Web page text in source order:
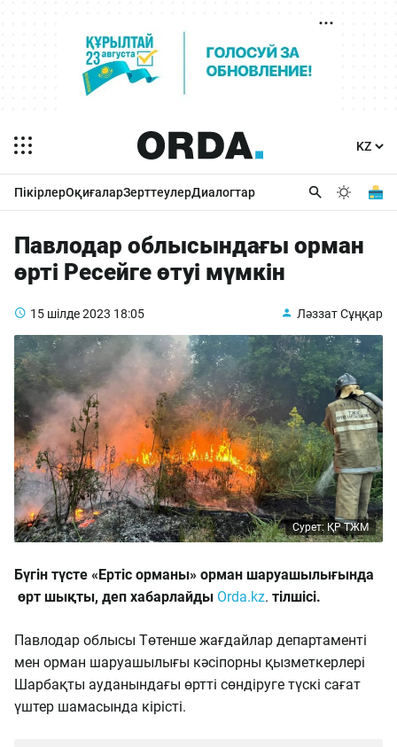
ПікірлерОқиғаларЗерттеулерДиалогтар
Павлодар облысындағы орман
өрті Ресейге өтуі мүмкін
15 шілде 2023 18:05 Ләззат Сұңқар
Сурет: ҚР ТЖМ
Бүгін түсте «Ертіс орманы» орман шаруашылығында
өрт шықты, деп хабарлайды Orda.kz. тілшісі.
Павлодар облысы Төтенше жағдайлар департаменті
мен орман шаруашылығы кәсіпорны қызметкерлері
Шарбақты ауданындағы өртті сөндіруге түскі сағат
үштер шамасында кірісті.